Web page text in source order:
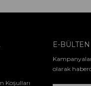
Koşulları
E-
olarak